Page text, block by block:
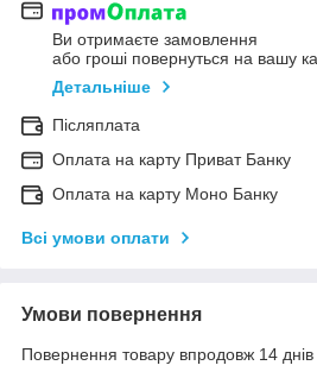
Ви отримаєте замовлення
або гроші повернуться на вашу
Детальніше
Післяплата
Оплата на карту Приват Банку
Оплата на карту Моно Банку
Всі умови оплати
Умови повернення
Повернення товару впродовж 14 днів